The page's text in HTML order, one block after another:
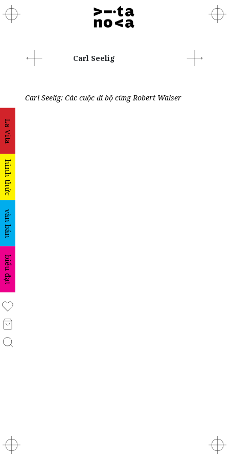
La Vita
hình thức
văn bản
biểu đạt
Carl Seelig
Carl Seelig: Các cuộc đi bộ cùng Robert Walser